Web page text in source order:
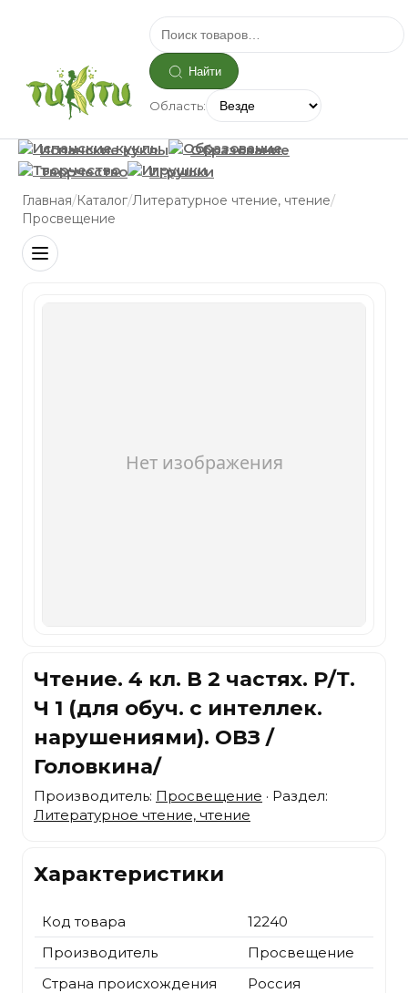
Найти
Область:
Испанские куклы
Образование
Творчество
Игрушки
Главная/Каталог/Литературное чтение, чтение/
Просвещение
Чтение. 4 кл. В 2 частях. Р/Т.
Ч 1 (для обуч. с интеллек.
нарушениями). ОВЗ /
Головкина/
Производитель: Просвещение · Раздел:
Литературное чтение, чтение
Характеристики
Код товара
12240
Производитель
Просвещение
Страна происхождения
Россия